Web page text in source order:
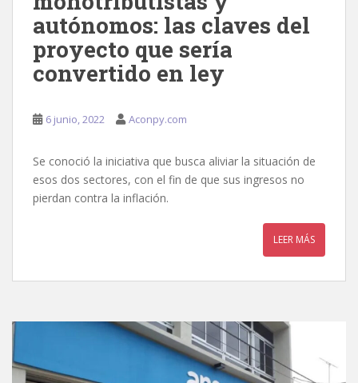
autónomos: las claves del
proyecto que sería
convertido en ley
6 junio, 2022 Aconpy.com
Se conoció la iniciativa que busca aliviar la situación de
esos dos sectores, con el fin de que sus ingresos no
pierdan contra la inflación.
LEER MÁS